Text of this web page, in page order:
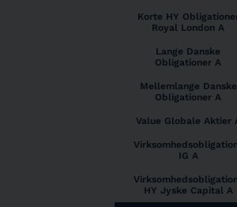
Korte HY
Royal London A
Lange Danske
Obligationer A
Mellemlange Danske
Obligationer A
Value Globale Aktier
IG A
HY Jyske Capital A